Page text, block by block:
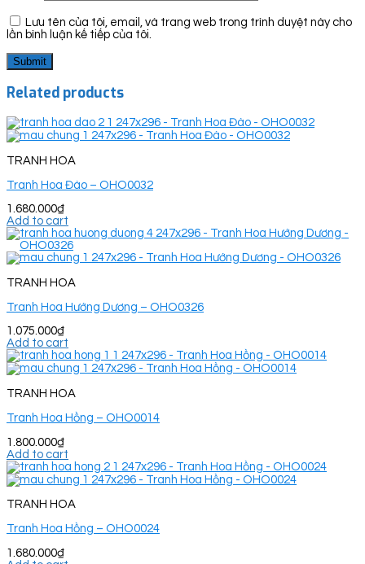
Lưu tên của tôi, email, và trang web trong trình duyệt này cho
lần bình luận kế tiếp của tôi.
Related products
TRANH HOA
Tranh Hoa Đào – OHO0032
1.680.000₫
Add to cart
TRANH HOA
Tranh Hoa Hướng Dương – OHO0326
1.075.000₫
Add to cart
TRANH HOA
Tranh Hoa Hồng – OHO0014
1.800.000₫
Add to cart
TRANH HOA
Tranh Hoa Hồng – OHO0024
1.680.000₫